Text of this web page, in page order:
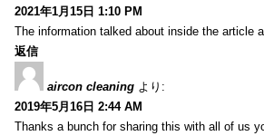
2021年1月15日 1:10 PM
The information talked about inside the article
返信
aircon cleaning より:
2019年5月16日 2:44 AM
Thanks a bunch for sharing this with all of us